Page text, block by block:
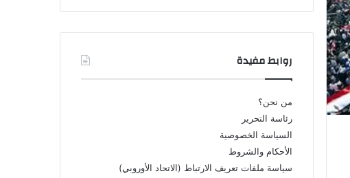
روابط مفيدة
من نحن؟
رئاسة التحرير
السياسة الخصوصية
الأحكام والشروط
سياسة ملفات تعريف الارتباط (الاتحاد الأوروبي)